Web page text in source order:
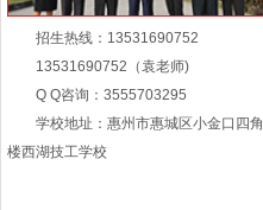
招生热线：13531690752
13531690752（袁老师)
Q Q咨询：3555703295
学校地址：惠州市惠城区小金口四角
楼西湖技工学校